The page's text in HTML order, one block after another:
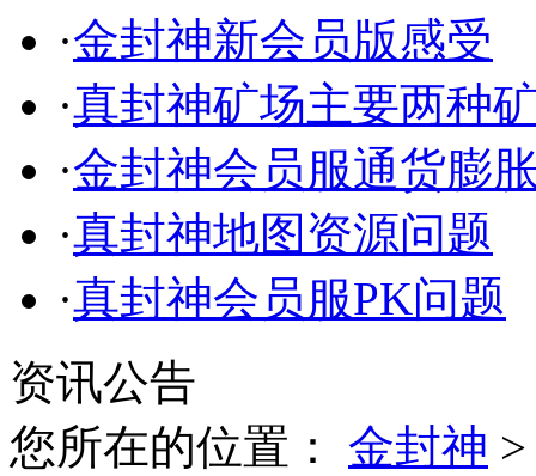
·金封神新会员版感受
·真封神矿场主要两种
·金封神会员服通货膨
·真封神地图资源问题
·真封神会员服PK问题
资讯公告
您所在的位置： 金封神